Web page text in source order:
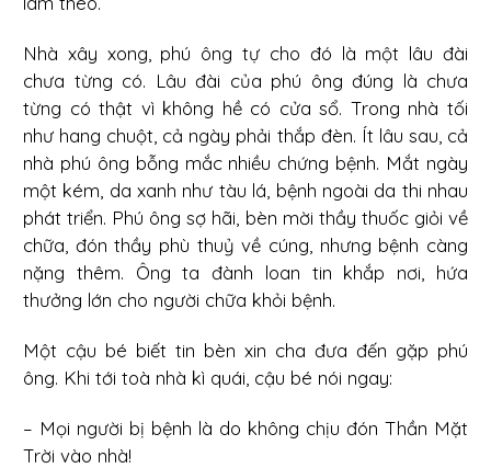
Nhà xây xong, phú ông tự cho đó là một lâu đài
chưa từng có. Lâu đài của phú ông đúng là chưa
từng có thật vì không hề có cửa sổ. Trong nhà tối
như hang chuột, cả ngày phải thắp đèn. Ít lâu sau, cả
nhà phú ông bỗng mắc nhiều chứng bệnh. Mắt ngày
một kém, da xanh như tàu lá, bệnh ngoài da thi nhau
phát triển. Phú ông sợ hãi, bèn mời thầy thuốc giỏi về
chữa, đón thầy phù thuỷ về cúng, nhưng bệnh càng
nặng thêm. Ông ta đành loan tin khắp nơi, hứa
thưởng lớn cho người chữa khỏi bệnh.
Một cậu bé biết tin bèn xin cha đưa đến gặp phú
ông. Khi tới toà nhà kì quái, cậu bé nói ngay:
– Mọi người bị bệnh là do không chịu đón Thần Mặt
Trời vào nhà!